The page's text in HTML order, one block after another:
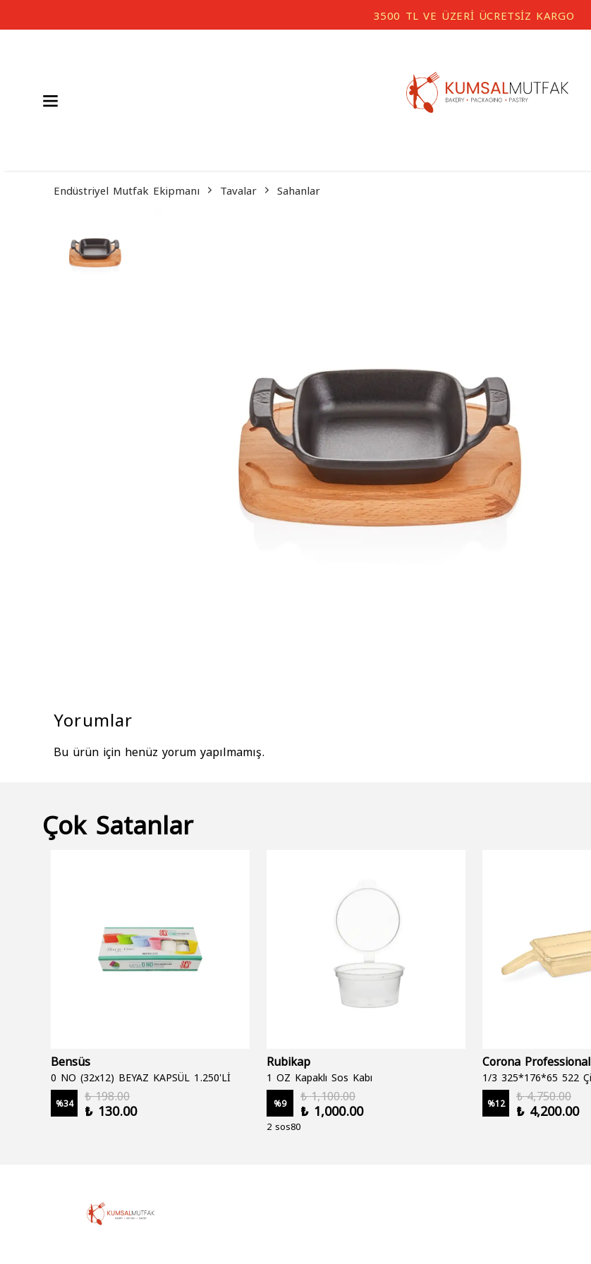
3500 TL VE ÜZERİ ÜCRETSİZ KARGO
Endüstriyel Mutfak Ekipmanı Tavalar Sahanlar
Yorumlar
Bu ürün için henüz yorum yapılmamış.
Çok Satanlar
Bensüs
0 NO (32x12) BEYAZ KAPSÜL 1.250'Lİ
%34
₺ 198.00
₺ 130.00
Rubikap
1 OZ Kapaklı Sos Kabı
%9
₺ 1,100.00
₺ 1,000.00
2 sos80
Corona Professional
%12
₺ 4,750.00
₺ 4,200.00